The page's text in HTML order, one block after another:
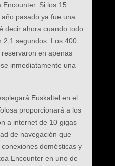
Si los 15
pasado ya fue una
decir ahora cuando todo
2,1 segundos. Los 400
en apenas
inmediatamente una
Euskaltel en el
proporcionará a los
a internet de 10 gigas
de navegación que
domésticas y
Encounter en uno de